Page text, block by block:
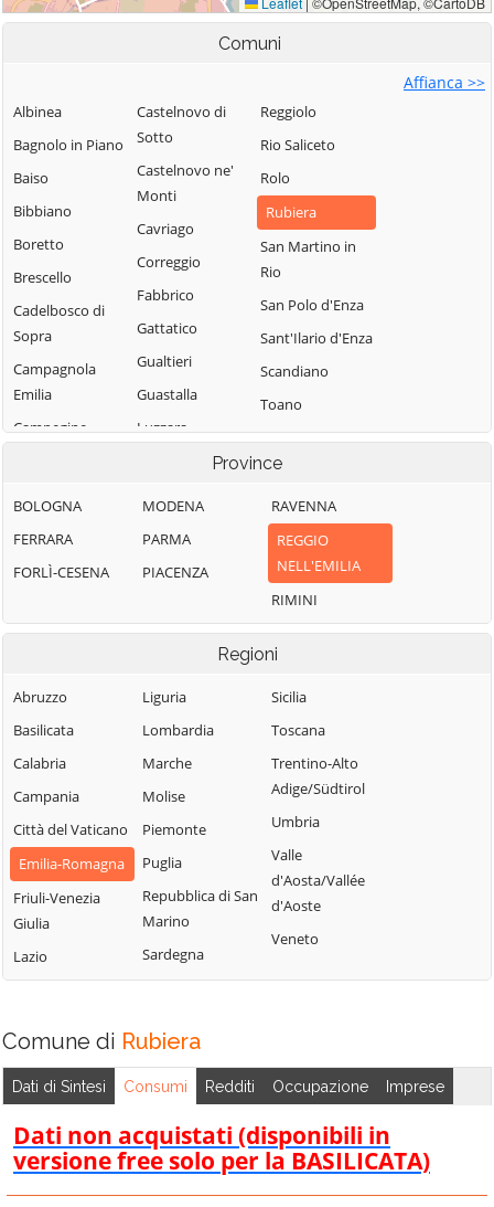
Comuni
Affianca >>
Albinea
Bagnolo in Piano
Baiso
Bibbiano
Boretto
Brescello
Cadelbosco di
Sopra
Campagnola
Emilia
Campegine
Casina
Castelnovo di
Sotto
Castelnovo ne'
Monti
Cavriago
Correggio
Fabbrico
Gattatico
Gualtieri
Guastalla
Luzzara
Montecchio
Reggiolo
Rio Saliceto
Rolo
Rubiera
San Martino in
Rio
San Polo d'Enza
Sant'Ilario d'Enza
Scandiano
Toano
Ventasso
Vetto
Vezzano sul
Crostolo
Viano
Villa Minozzo
Province
BOLOGNA
FERRARA
FORLÌ-CESENA
MODENA
PARMA
PIACENZA
RAVENNA
REGGIO
NELL'EMILIA
RIMINI
Regioni
Abruzzo
Basilicata
Calabria
Campania
Città del Vaticano
Emilia-Romagna
Friuli-Venezia
Giulia
Lazio
Liguria
Lombardia
Marche
Molise
Piemonte
Puglia
Repubblica di San
Marino
Sardegna
Sicilia
Toscana
Trentino-Alto
Adige/Südtirol
Umbria
Valle
d'Aosta/Vallée
d'Aoste
Veneto
Comune di Rubiera
Dati di Sintesi Consumi Redditi Occupazione Imprese
Dati non acquistati (disponibili in
versione free solo per la BASILICATA)